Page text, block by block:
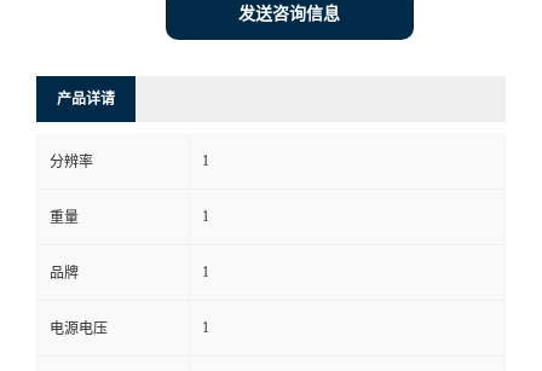
发送咨询信息
产品详请
分辨率 1
重量 1
品牌 1
电源电压 1